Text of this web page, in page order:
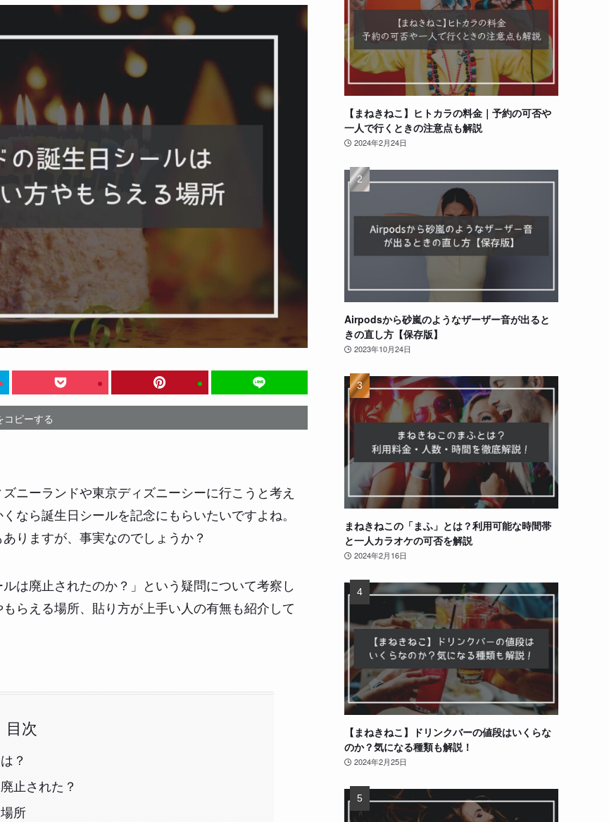
コピーする
ニーランドや東京ディズニーシーに行こうと考え
なら誕生日シールを記念にもらいたいですよね。
りますが、事実なのでしょうか？
は廃止されたのか？」という疑問について考察し
らえる場所、貼り方が上手い人の有無も紹介して
目次
？
止された？
所
【まねきねこ】ヒトカラの料金｜予約の可否や
一人で行くときの注意点も解説
2024年2月24日
Airpodsから砂嵐のようなザーザー音が出ると
きの直し方【保存版】
2023年10月24日
まねきねこの「まふ」とは？利用可能な時間帯
と一人カラオケの可否を解説
2024年2月16日
【まねきねこ】ドリンクバーの値段はいくらな
のか？気になる種類も解説！
2024年2月25日